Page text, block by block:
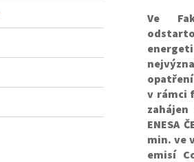
Ve
v rámci
zahájen
ENESA
min. ve
emisí